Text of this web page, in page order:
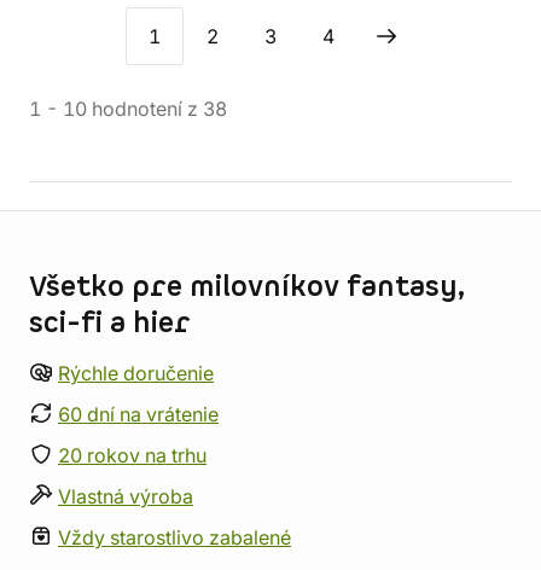
1 2 3 4
1 - 10 hodnotení z 38
Všetko pre milovníkov fantasy,
sci-fi a hier
Rýchle doručenie
60 dní na vrátenie
20 rokov na trhu
Vlastná výroba
Vždy starostlivo zabalené